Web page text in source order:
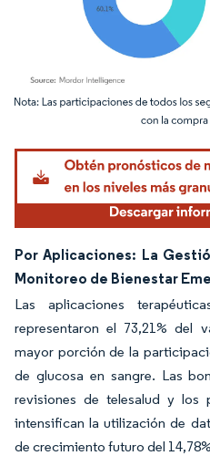
Imagen © Mordor Intelligence. El uso
Por Aplicaciones: La
Monitoreo de Bienestar
Las aplicaciones
representaron el 73,21% del
mayor porción de la
de glucosa en sangre. Las
revisiones de telesalud y los
intensifican la utilización de
de crecimiento futuro del